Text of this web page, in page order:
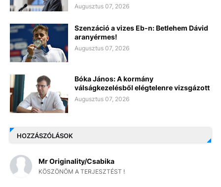
Augusztus 07, 2026
Szenzáció a vizes Eb-n: Betlehem Dávid
aranyérmes!
Augusztus 07, 2026
Bóka János: A kormány
válságkezelésből elégtelenre vizsgázott
Augusztus 07, 2026
HOZZÁSZÓLÁSOK
Mr Originality/Csabika
KÖSZÖNÖM A TERJESZTÉST !